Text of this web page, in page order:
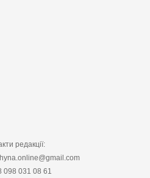
редакції:
098 031 08 61